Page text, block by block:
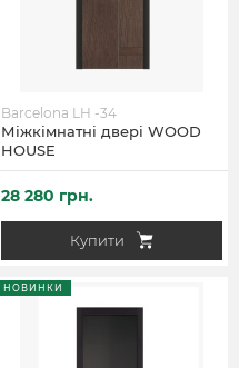
Міжкімнатні двері WOOD
HOUSE
Barcelona LH -34
Купити
28 280 грн.
НОВИНКИ